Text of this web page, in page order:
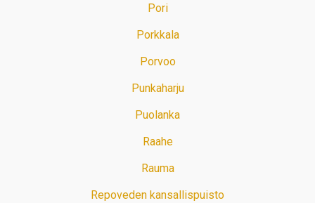
Pori
Porkkala
Porvoo
Punkaharju
Puolanka
Raahe
Rauma
Repoveden kansallispuisto